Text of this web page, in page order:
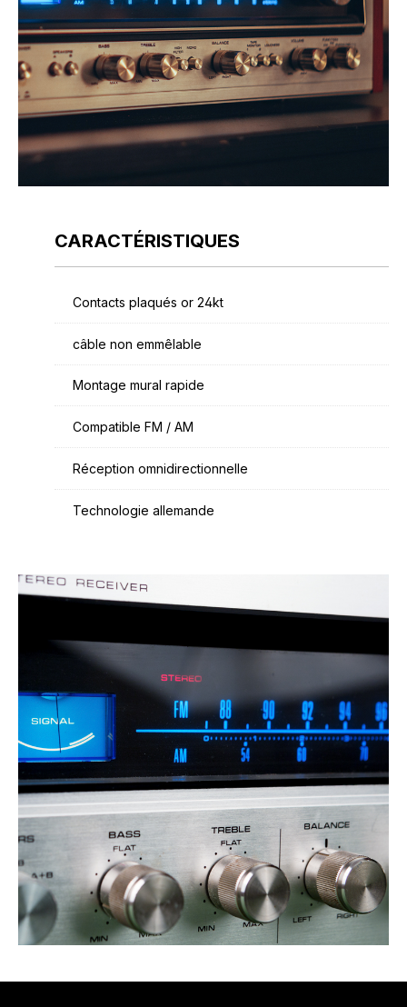
CARACTÉRISTIQUES
Contacts plaqués or 24kt
câble non emmêlable
Montage mural rapide
Compatible FM / AM
Réception omnidirectionnelle
Technologie allemande